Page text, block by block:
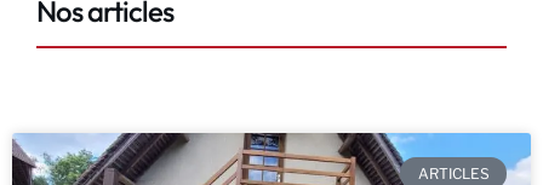
Nos articles
ARTICLES